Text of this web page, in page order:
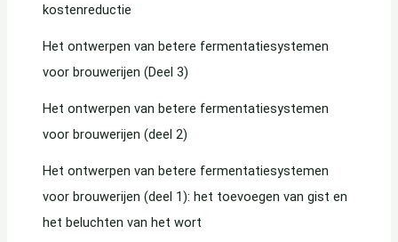
kostenreductie
Het ontwerpen van betere fermentatiesystemen
voor brouwerijen (Deel 3)
Het ontwerpen van betere fermentatiesystemen
voor brouwerijen (deel 2)
Het ontwerpen van betere fermentatiesystemen
voor brouwerijen (deel 1): het toevoegen van gist en
het beluchten van het wort